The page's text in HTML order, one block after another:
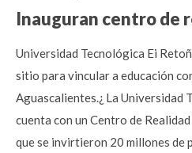
Inauguran centro de
Universidad Tecnológica Ei
sitio para vincular a educación
Aguascalientes.¿ La Universidad
cuenta con un Centro de
que se invirtieron 20 millones de